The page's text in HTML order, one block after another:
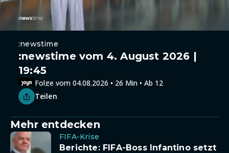
:newstime
:newstime vom 4. August 2026 |
19:45
Folge vom 04.08.2026 • 26 Min • Ab 12
Teilen
Mehr entdecken
FIFA-Krise
Berichte: FIFA-Boss Infantino setzt